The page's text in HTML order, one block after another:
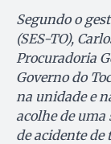
Segundo o
(SES-TO),
Procuradoria
Governo do
na unidade e
acolhe de uma
de acidente de